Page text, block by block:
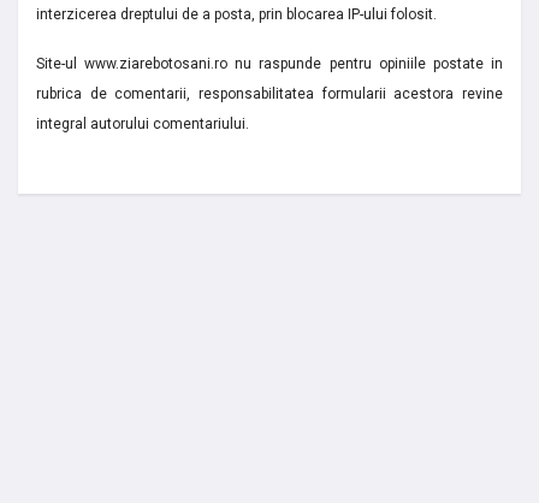
interzicerea dreptului de a posta, prin blocarea IP-ului folosit.
Site-ul www.ziarebotosani.ro nu raspunde pentru opiniile postate in
rubrica de comentarii, responsabilitatea formularii acestora revine
integral autorului comentariului.